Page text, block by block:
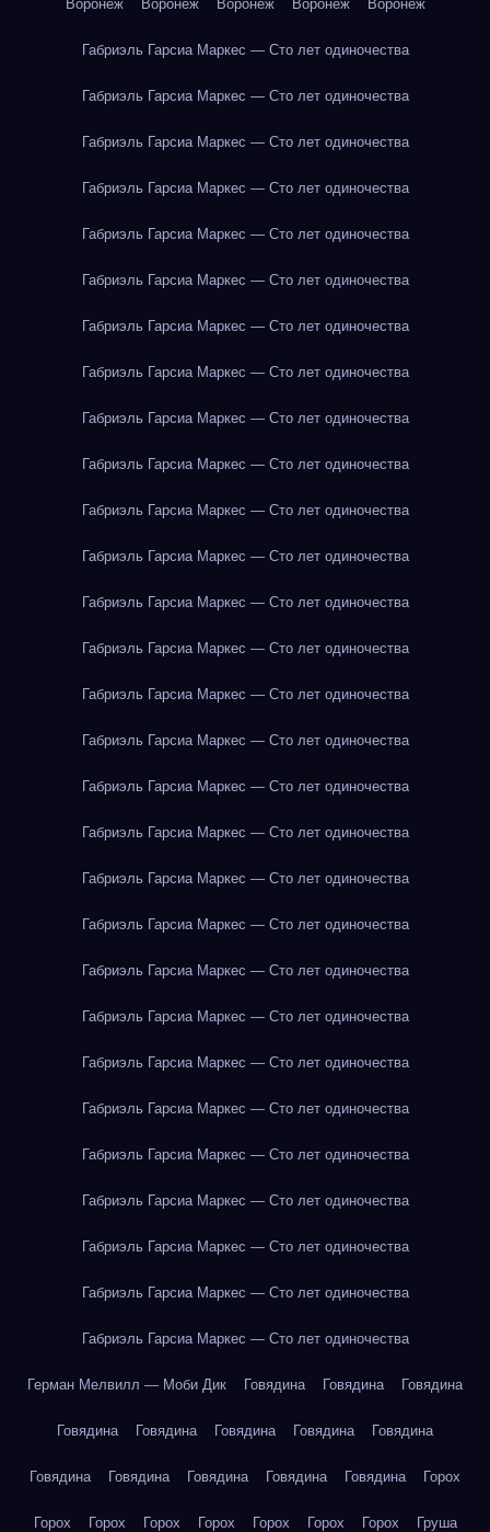
Воронеж Воронеж Воронеж Воронеж Воронеж
Габриэль Гарсиа Маркес — Сто лет одиночества
Габриэль Гарсиа Маркес — Сто лет одиночества
Габриэль Гарсиа Маркес — Сто лет одиночества
Габриэль Гарсиа Маркес — Сто лет одиночества
Габриэль Гарсиа Маркес — Сто лет одиночества
Габриэль Гарсиа Маркес — Сто лет одиночества
Габриэль Гарсиа Маркес — Сто лет одиночества
Габриэль Гарсиа Маркес — Сто лет одиночества
Габриэль Гарсиа Маркес — Сто лет одиночества
Габриэль Гарсиа Маркес — Сто лет одиночества
Габриэль Гарсиа Маркес — Сто лет одиночества
Габриэль Гарсиа Маркес — Сто лет одиночества
Габриэль Гарсиа Маркес — Сто лет одиночества
Габриэль Гарсиа Маркес — Сто лет одиночества
Габриэль Гарсиа Маркес — Сто лет одиночества
Габриэль Гарсиа Маркес — Сто лет одиночества
Габриэль Гарсиа Маркес — Сто лет одиночества
Габриэль Гарсиа Маркес — Сто лет одиночества
Габриэль Гарсиа Маркес — Сто лет одиночества
Габриэль Гарсиа Маркес — Сто лет одиночества
Габриэль Гарсиа Маркес — Сто лет одиночества
Габриэль Гарсиа Маркес — Сто лет одиночества
Габриэль Гарсиа Маркес — Сто лет одиночества
Габриэль Гарсиа Маркес — Сто лет одиночества
Габриэль Гарсиа Маркес — Сто лет одиночества
Габриэль Гарсиа Маркес — Сто лет одиночества
Габриэль Гарсиа Маркес — Сто лет одиночества
Габриэль Гарсиа Маркес — Сто лет одиночества
Габриэль Гарсиа Маркес — Сто лет одиночества
Герман Мелвилл — Моби Дик Говядина Говядина Говядина
Говядина Говядина Говядина Говядина Говядина
Говядина Говядина Говядина Говядина Говядина Горох
Горох Горох Горох Горох Горох Горох Горох Груша